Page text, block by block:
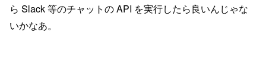
ら Slack 等のチャットの API を実行したら良いんじゃな
いかなあ。